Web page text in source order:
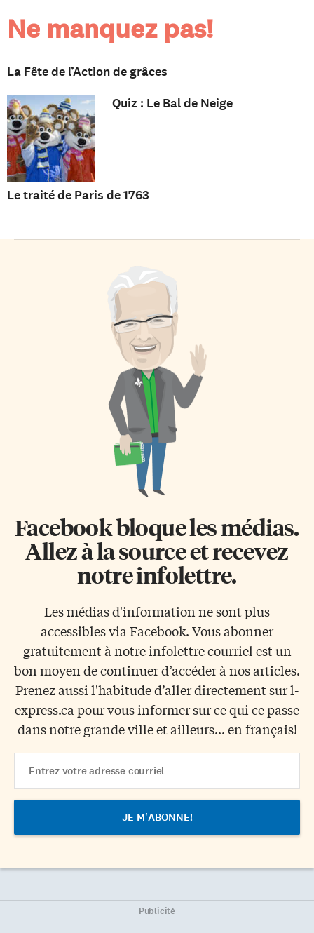
Ne manquez pas!
La Fête de l’Action de grâces
Quiz : Le Bal de Neige
Le traité de Paris de 1763
Facebook bloque les médias.
Allez à la source et recevez
notre infolettre.
Les médias d'information ne sont plus
accessibles via Facebook. Vous abonner
gratuitement à notre infolettre courriel est un
bon moyen de continuer d’accéder à nos articles.
Prenez aussi l'habitude d’aller directement sur l-
express.ca pour vous informer sur ce qui ce passe
dans notre grande ville et ailleurs... en français!
Address
Publicité